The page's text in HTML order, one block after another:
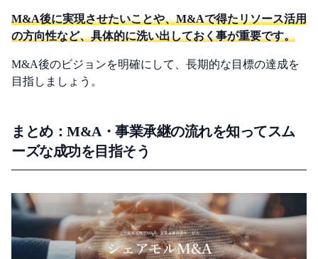
M&A後に実現させたいことや、M&Aで得たリソース活用
の方向性など、具体的に洗い出しておく事が重要です。
M&A後のビジョンを明確にして、長期的な目標の達成を
目指しましょう。
まとめ：M&A・事業承継の流れを知ってスム
ーズな成功を目指そう